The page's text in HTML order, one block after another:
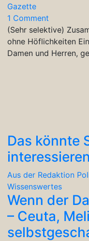
Gazette
1 Comment
(Sehr selektive)
ohne Höflichkeiten
Damen und Herren,
Das könnte
interessieren
Aus der Redaktion
Wissenswertes
Wenn der
– Ceuta,